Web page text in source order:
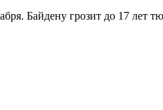
Байдену грозит до 17 лет